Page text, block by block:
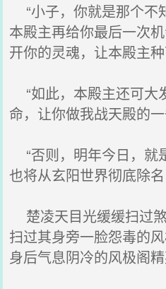
“小子，你就是那个不
本殿主再给你最后一次
开你的灵魂，让本殿主
“如此，本殿主还可大
命，让你做我战天殿的
“否则，明年今日，就
也将从玄阳世界彻底除名
楚凌天目光缓缓扫过
扫过其身旁一脸怨毒的
身后气息阴冷的风极阁精